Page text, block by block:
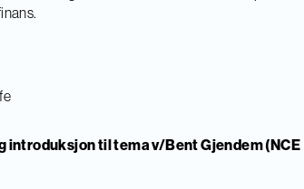
introduksjon til tema v/Bent Gjendem (NCE